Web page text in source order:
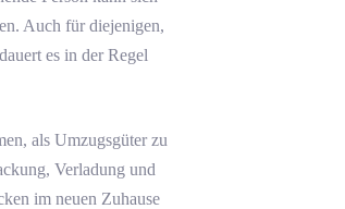
Auch für diejenigen,
es in der Regel
als Umzugsgüter zu
Verladung und
im neuen Zuhause